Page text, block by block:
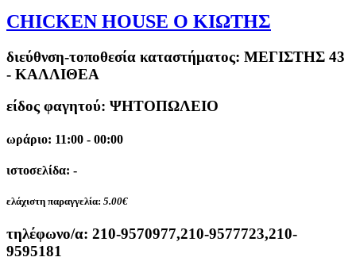
CHICKEN HOUSE Ο ΚΙΩΤΗΣ
διεύθνση-τοποθεσία καταστήματος: ΜΕΓΙΣΤΗΣ 43
- ΚΑΛΛΙΘΕΑ
είδος φαγητού: ΨΗΤΟΠΩΛΕΙΟ
ωράριο: 11:00 - 00:00
ιστοσελίδα: -
ελάχιστη παραγγελία: 5.00€
τηλέφωνο/α: 210-9570977,210-9577723,210-
9595181